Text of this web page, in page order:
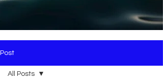
Post
All Posts